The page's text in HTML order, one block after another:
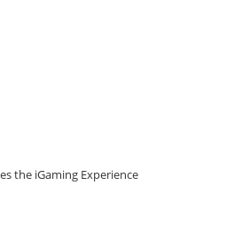
the iGaming Experience